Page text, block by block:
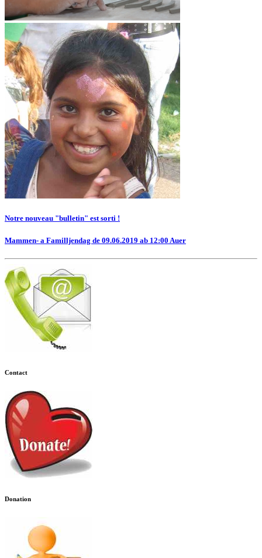
Notre nouveau "bulletin" est sorti !
Mammen- a Familljendag de 09.06.2019 ab 12:00 Auer
Contact
Donation